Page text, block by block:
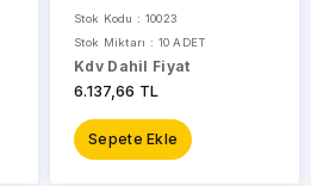
HDW2449T-S-IL-0280B
Stok Kodu : 10023
Stok Miktarı : 10 ADET
Kdv Dahil Fiyat
6.137,66 TL
Sepete Ekle